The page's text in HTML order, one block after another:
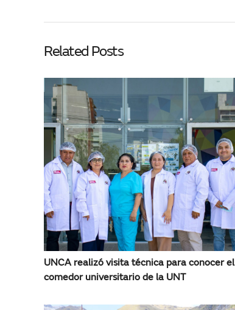
Related Posts
UNCA realizó visita técnica para conocer el
comedor universitario de la UNT